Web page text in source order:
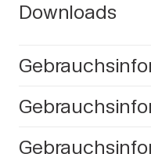
Downloads